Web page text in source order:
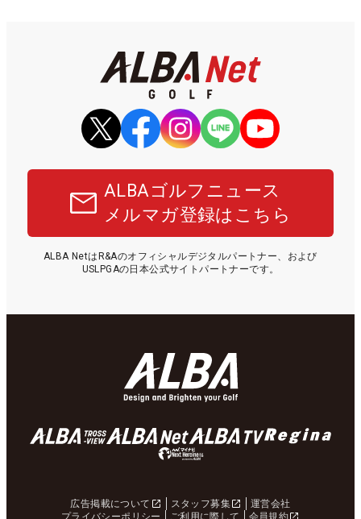
ALBAゴルフニュース
メルマガ登録はこちら
ALBA NetはR&Aのオフィシャルデジタルパートナー、および
USLPGAの日本公式サイトパートナーです。
広告掲載について スタッフ募集
運営会社
プライバシーポリシー
ご利用に際して 会員規約